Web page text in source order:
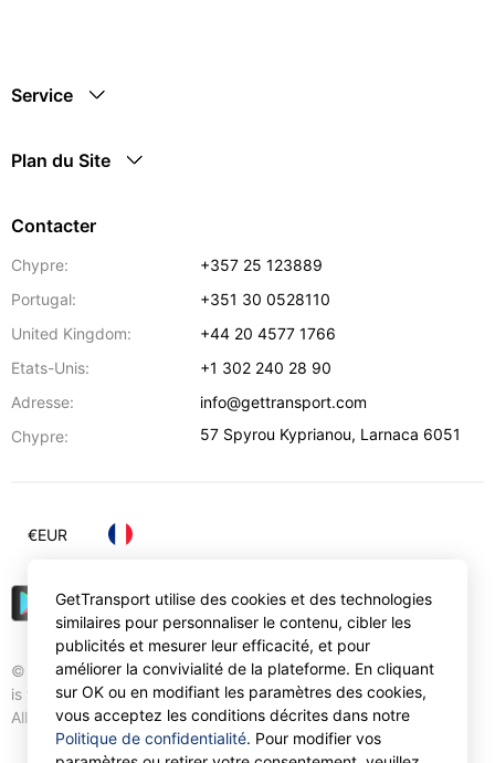
Service
Plan du Site
Contacter
Chypre:
+357 25 123889
Portugal:
+351 30 0528110
United Kingdom:
+44 20 4577 1766
Etats-Unis:
+1 302 240 28 90
Adresse:
info@gettransport.com
Chypre:
57 Spyrou Kyprianou, Larnaca 6051
© Gettransport International Limited. GetTransport®
is trademark of Gettransport International Limited.
All rights reserved.
€EUR
GetTransport utilise des cookies et des technologies
similaires pour personnaliser le contenu, cibler les
publicités et mesurer leur efficacité, et pour
améliorer la convivialité de la plateforme. En cliquant
sur OK ou en modifiant les paramètres des cookies,
vous acceptez les conditions décrites dans notre
Politique de confidentialité. Pour modifier vos